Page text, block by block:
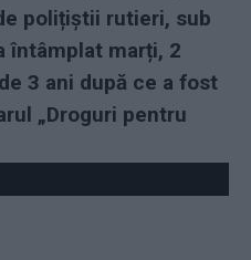
polițiștii rutieri, sub
întâmplat marți, 2
3 ani după ce a fost
„Droguri pentru